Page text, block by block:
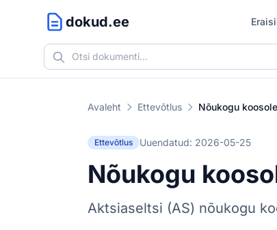
dokud.ee
Avaleht Ettevõtlus Nõukogu
Ettevõtlus Uuendatud: 2026-05-25
Nõukogu
Aktsiaseltsi (AS) nõukogu